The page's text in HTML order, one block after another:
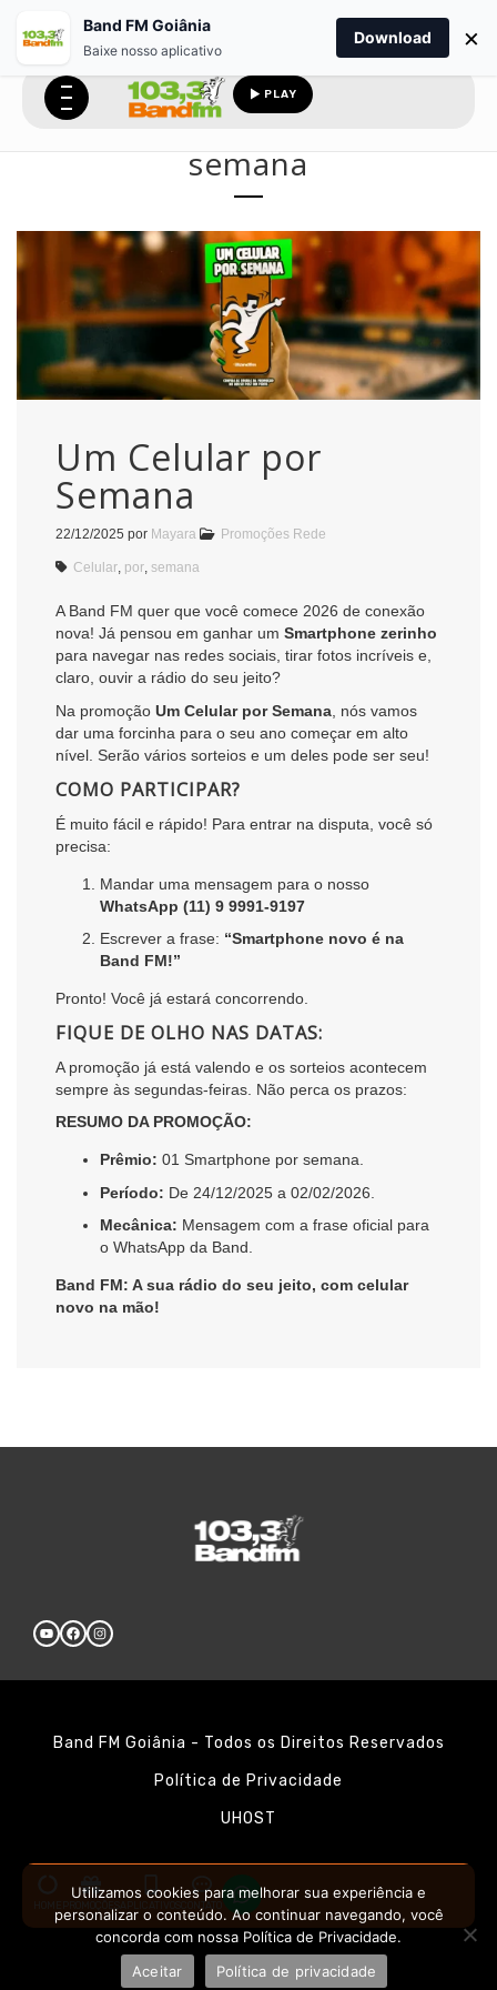
PLAY
semana
Um Celular por
Semana
22/12/2025 por Mayara Promoções Rede
Celular, por, semana
A Band FM quer que você comece 2026 de conexão
nova! Já pensou em ganhar um Smartphone zerinho
para navegar nas redes sociais, tirar fotos incríveis e,
claro, ouvir a rádio do seu jeito?
Na promoção Um Celular por Semana , nós vamos
dar uma forcinha para o seu ano começar em alto
nível. Serão vários sorteios e um deles pode ser seu!
COMO PARTICIPAR?
É muito fácil e rápido! Para entrar na disputa, você só
precisa:
Mandar uma mensagem para o nosso
WhatsApp (11) 9 9991-9197
Escrever a frase: “Smartphone novo é na
Band FM!”
Pronto! Você já estará concorrendo.
FIQUE DE OLHO NAS DATAS:
A promoção já está valendo e os sorteios acontecem
sempre às segundas-feiras. Não perca os prazos:
RESUMO DA PROMOÇÃO:
Prêmio: 01 Smartphone por semana.
Período: De 24/12/2025 a 02/02/2026.
Mecânica: Mensagem com a frase oficial para
o WhatsApp da Band.
Band FM: A sua rádio do seu jeito, com celular
novo na mão!
Band FM Goiânia - Todos os Direitos Reservados
Política de Privacidade
UHOST
CONTATO
Band FM Goiânia
Baixe nosso aplicativo
Download ×
Utilizamos cookies para melhorar sua experiência e
personalizar o conteúdo. Ao continuar navegando, você
concorda com nossa Política de Privacidade.
Aceitar
Política de privacidade